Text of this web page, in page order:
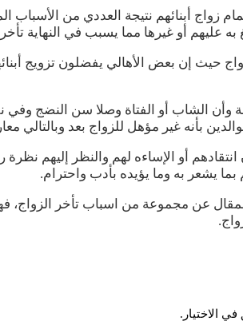
زواج أبنائهم نتيجة العددي من الأسباب
عليهم أو غيرها مما يسبب في النهاية
حيث إن بعض الأهالي يفضلون تزويج
وأن الشاب أو الفتاة وصلا سن النضج
بأنه غير مؤهل للزواج بعد وبالتالي
أو الإساءه لهم والنظر إليهم
يشعر به وما يؤيده بأدب واحترام.
عن مجموعة من اسباب تأخر
الاختيار.